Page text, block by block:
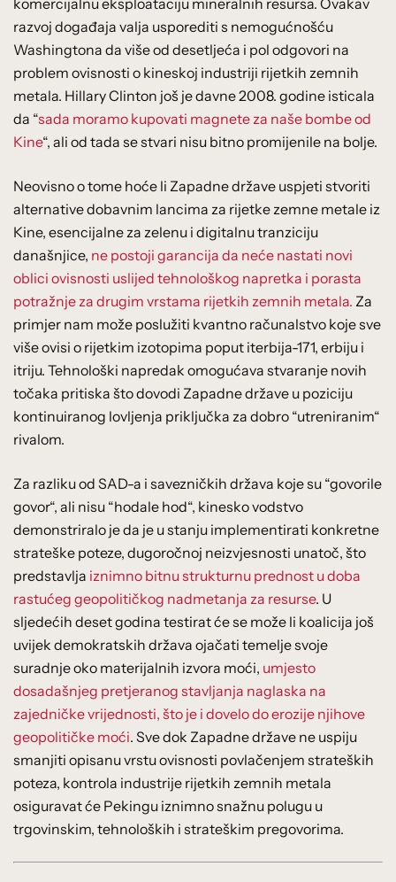
razvoj događaja valja usporediti s nemogućnošću
Washingtona da više od desetljeća i pol odgovori na
problem ovisnosti o kineskoj industriji rijetkih zemnih
metala. Hillary Clinton još je davne 2008. godine isticala
da “sada moramo kupovati magnete za naše bombe od
Kine“, ali od tada se stvari nisu bitno promijenile na bolje.
Neovisno o tome hoće li Zapadne države uspjeti stvoriti
alternative dobavnim lancima za rijetke zemne metale iz
Kine, esencijalne za zelenu i digitalnu tranziciju
današnjice, ne postoji garancija da neće nastati novi
oblici ovisnosti uslijed tehnološkog napretka i porasta
potražnje za drugim vrstama rijetkih zemnih metala. Za
primjer nam može poslužiti kvantno računalstvo koje sve
više ovisi o rijetkim izotopima poput iterbija-171, erbiju i
itriju. Tehnološki napredak omogućava stvaranje novih
točaka pritiska što dovodi Zapadne države u poziciju
kontinuiranog lovljenja priključka za dobro “utreniranim“
rivalom.
Za razliku od SAD-a i savezničkih država koje su “govorile
govor“, ali nisu “hodale hod“, kinesko vodstvo
demonstriralo je da je u stanju implementirati konkretne
strateške poteze, dugoročnoj neizvjesnosti unatoč, što
predstavlja iznimno bitnu strukturnu prednost u doba
rastućeg geopolitičkog nadmetanja za resurse. U
sljedećih deset godina testirat će se može li koalicija još
uvijek demokratskih država ojačati temelje svoje
suradnje oko materijalnih izvora moći, umjesto
dosadašnjeg pretjeranog stavljanja naglaska na
zajedničke vrijednosti, što je i dovelo do erozije njihove
geopolitičke moći. Sve dok Zapadne države ne uspiju
smanjiti opisanu vrstu ovisnosti povlačenjem strateških
poteza, kontrola industrije rijetkih zemnih metala
osiguravat će Pekingu iznimno snažnu polugu u
trgovinskim, tehnoloških i strateškim pregovorima.